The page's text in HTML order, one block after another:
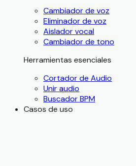
Cambiador de voz
Eliminador de voz
Aislador vocal
Cambiador de tono
Herramientas esenciales
Cortador de Audio
Unir audio
Buscador BPM
Casos de uso